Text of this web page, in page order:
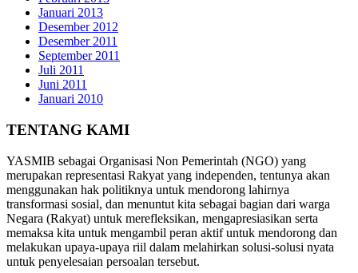
Januari 2013
Desember 2012
Desember 2011
September 2011
Juli 2011
Juni 2011
Januari 2010
TENTANG KAMI
YASMIB sebagai Organisasi Non Pemerintah (NGO) yang
merupakan representasi Rakyat yang independen, tentunya akan
menggunakan hak politiknya untuk mendorong lahirnya
transformasi sosial, dan menuntut kita sebagai bagian dari warga
Negara (Rakyat) untuk merefleksikan, mengapresiasikan serta
memaksa kita untuk mengambil peran aktif untuk mendorong dan
melakukan upaya-upaya riil dalam melahirkan solusi-solusi nyata
untuk penyelesaian persoalan tersebut.